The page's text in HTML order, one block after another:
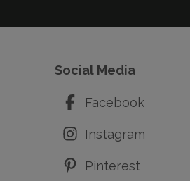
Social Media
Facebook
Instagram
Pinterest